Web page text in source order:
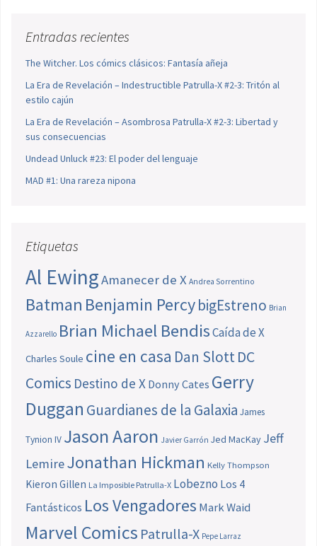
Entradas recientes
The Witcher. Los cómics clásicos: Fantasía añeja
La Era de Revelación – Indestructible Patrulla-X #2-3: Tritón al
estilo cajún
La Era de Revelación – Asombrosa Patrulla-X #2-3: Libertad y
sus consecuencias
Undead Unluck #23: El poder del lenguaje
MAD #1: Una rareza nipona
Etiquetas
Al EwingAmanecer de X Andrea Sorrentino
Batman Benjamin PercybigEstreno Brian
Azzarello Brian Michael BendisCaída de X
Charles Soule cine en casa Dan SlottDC
Comics Destino de X Donny Cates Gerry
Duggan Guardianes de la Galaxia James
Tynion IV Jason Aaron Javier Garrón Jed MacKay Jeff
LemireJonathan Hickman Kelly Thompson
Kieron Gillen La Imposible Patrulla-X Lobezno Los 4
Fantásticos Los Vengadores Mark Waid
Marvel Comics Patrulla-X Pepe Larraz